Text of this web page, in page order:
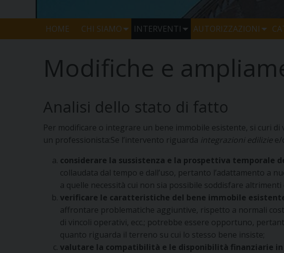
HOME CHI SIAMO INTERVENTI AUTORIZZAZIONI
Modifiche e
Analisi dello stato di fatto
Per modificare o integrare un bene immobile esistente, si curi
un professionista:Se l’intervento riguarda integrazioni edilizie e/
considerare la sussistenza e la prospettiva temporale
collaudata dal tempo e dall’uso, pertanto l’adattamento a
a quelle necessità cui non sia possibile soddisfare
verificare le caratteristiche del bene immobile
affrontare problematiche aggiuntive, rispetto a normali
di vincoli operativi, ecc.; potrebbe essere opportuno,
quanto riguarda il terreno su cui lo stesso bene insiste;
valutare la compatibilità e le disponibilità finanziarie